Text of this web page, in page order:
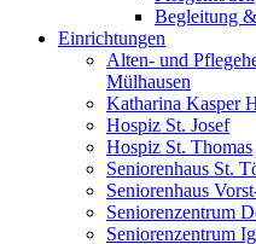
Begleitung
Einrichtungen
Alten- und
Mülhausen
Katharina Kasper
Hospiz St. Josef
Hospiz St. Thomas
Seniorenhaus St.
Seniorenhaus
Seniorenzentrum
Seniorenzentrum